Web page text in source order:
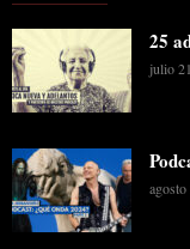
25
julio